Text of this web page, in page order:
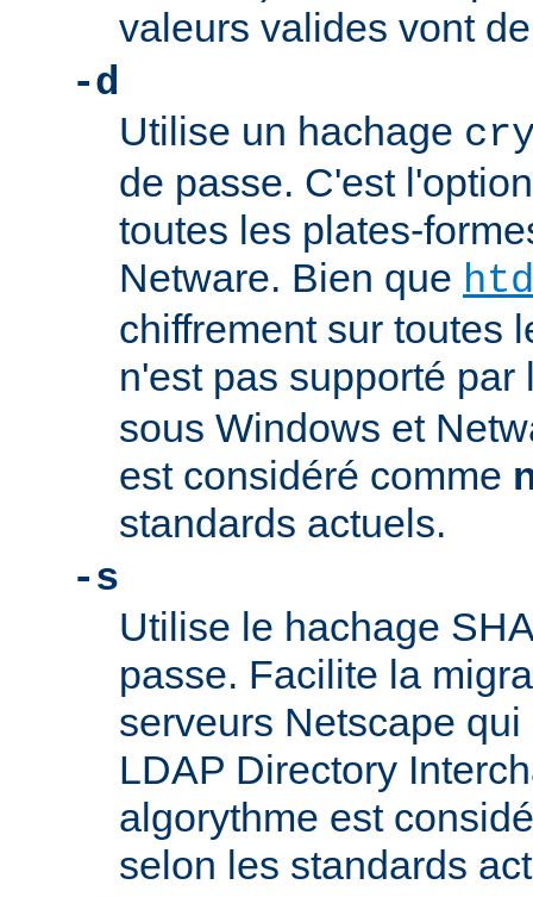
valeurs valides vont
-d
Utilise un hachage
de passe. C'est
toutes les plates-
Netware. Bien que
chiffrement sur toutes
n'est pas supporté
sous Windows et
est considéré comme
standards actuels.
-s
Utilise le hachage
passe. Facilite la
serveurs Netscape
LDAP Directory
algorythme est
selon les standards